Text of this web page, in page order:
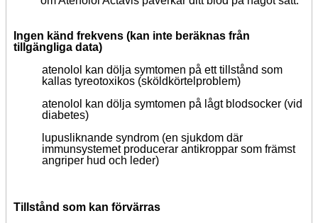
Ingen känd frekvens (kan inte beräknas från
tillgängliga data)
atenolol kan dölja symtomen på ett tillstånd som
kallas tyreotoxikos (sköldkörtelproblem)
atenolol kan dölja symtomen på lågt blodsocker (vid
diabetes)
lupusliknande syndrom (en sjukdom där
immunsystemet producerar antikroppar som främst
angriper hud och leder)
Tillstånd som kan förvärras